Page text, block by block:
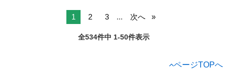
1 2 3 ... 次へ
全534件中 1-50件表示
ページTOPへ